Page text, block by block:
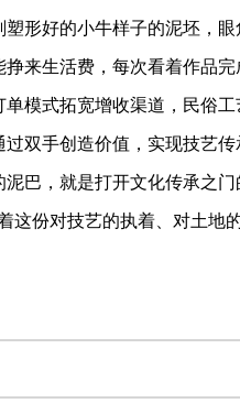
好的小牛样子的泥坯，眼
来生活费，每次看着作品
式拓宽增收渠道，民俗工
双手创造价值，实现技艺传
，就是打开文化传承之门
这份对技艺的执着、对土